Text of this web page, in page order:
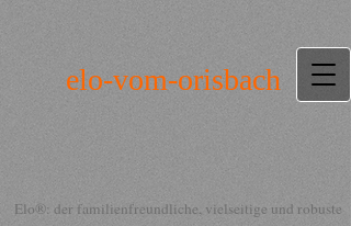
elo-vom-orisbach
Elo®: der familienfreundliche, vielseitige und robuste